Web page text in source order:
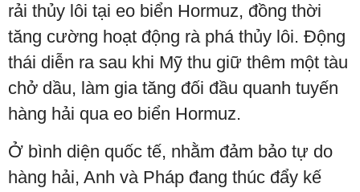
rải thủy lôi tại eo biển Hormuz, đồng thời
tăng cường hoạt động rà phá thủy lôi. Động
thái diễn ra sau khi Mỹ thu giữ thêm một tàu
chở dầu, làm gia tăng đối đầu quanh tuyến
hàng hải qua eo biển Hormuz.
Ở bình diện quốc tế, nhằm đảm bảo tự do
hàng hải, Anh và Pháp đang thúc đẩy kế